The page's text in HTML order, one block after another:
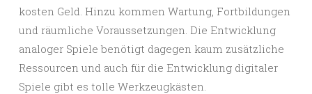
kosten Geld. Hinzu kommen Wartung, Fortbildungen
und räumliche Voraussetzungen. Die Entwicklung
analoger Spiele benötigt dagegen kaum zusätzliche
Ressourcen und auch für die Entwicklung digitaler
Spiele gibt es tolle Werkzeugkästen.